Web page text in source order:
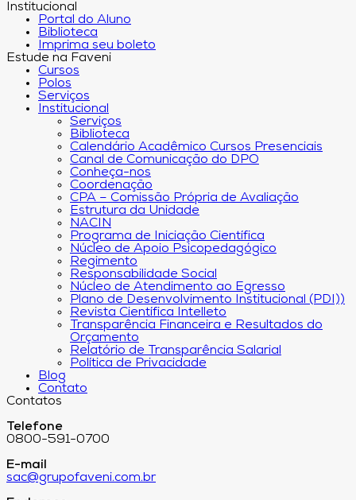
Institucional
Portal do Aluno
Biblioteca
Imprima seu boleto
Estude na Faveni
Cursos
Polos
Serviços
Institucional
Serviços
Biblioteca
Calendário Acadêmico Cursos Presenciais
Canal de Comunicação do DPO
Conheça-nos
Coordenação
CPA – Comissão Própria de Avaliação
Estrutura da Unidade
NACIN
Programa de Iniciação Científica
Núcleo de Apoio Psicopedagógico
Regimento
Responsabilidade Social
Núcleo de Atendimento ao Egresso
Plano de Desenvolvimento Institucional (PDI))
Revista Científica Intelleto
Transparência Financeira e Resultados do
Orçamento
Relatório de Transparência Salarial
Política de Privacidade
Blog
Contato
Contatos
Telefone
0800-591-0700
E-mail
sac@grupofaveni.com.br